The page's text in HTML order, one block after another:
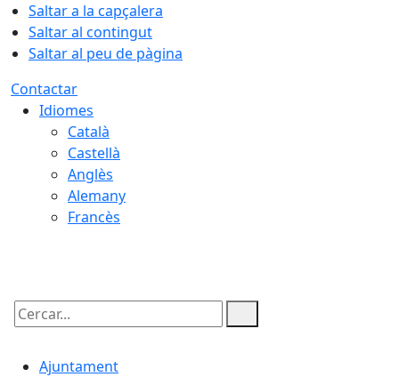
Saltar a la capçalera
Saltar al contingut
Saltar al peu de pàgina
Contactar
Idiomes
Català
Castellà
Anglès
Alemany
Francès
Cercar:
Ajuntament